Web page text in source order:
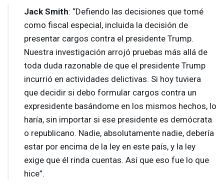
Jack Smith: “Defiendo las decisiones que tomé
como fiscal especial, incluida la decisión de
presentar cargos contra el presidente Trump.
Nuestra investigación arrojó pruebas más allá de
toda duda razonable de que el presidente Trump
incurrió en actividades delictivas. Si hoy tuviera
que decidir si debo formular cargos contra un
expresidente basándome en los mismos hechos, lo
haría, sin importar si ese presidente es demócrata
o republicano. Nadie, absolutamente nadie, debería
estar por encima de la ley en este país, y la ley
exige que él rinda cuentas. Así que eso fue lo que
hice”.